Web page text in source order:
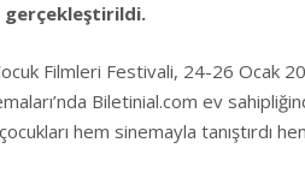
Filmleri Festivali, 24-26 Ocak
Biletinial.com ev
hem sinemayla tanıştırdı